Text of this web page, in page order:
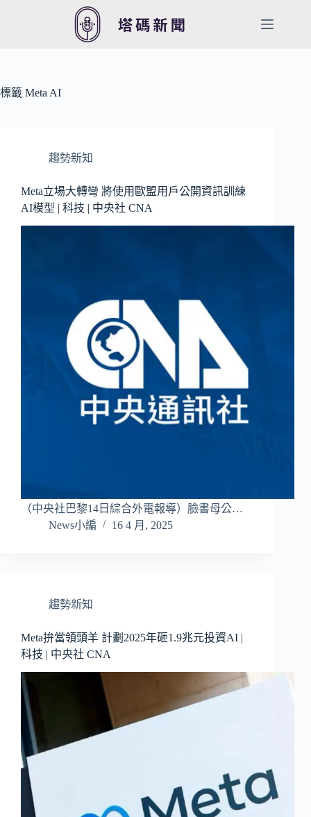
容
標籤 Meta AI
趨勢新知
Meta立場大轉彎 將使用歐盟用戶公開資訊訓練
AI模型 | 科技 | 中央社 CNA
（中央社巴黎14日綜合外電報導）臉書母公…
News小編
16 4 月, 2025
趨勢新知
Meta拚當領頭羊 計劃2025年砸1.9兆元投資AI |
科技 | 中央社 CNA